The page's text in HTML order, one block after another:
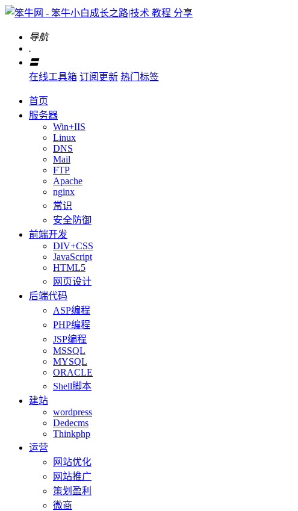
导航
.
〓
在线工具箱 订阅更新 热门标签
首页
服务器
Win+IIS
Linux
DNS
Mail
FTP
Apache
nginx
常识
安全防御
前端开发
DIV+CSS
JavaScript
HTML5
网页设计
后端代码
ASP编程
PHP编程
JSP编程
MSSQL
MYSQL
ORACLE
Shell脚本
建站
wordpress
Dedecms
Thinkphp
运营
网站优化
网站推广
策划盈利
微商